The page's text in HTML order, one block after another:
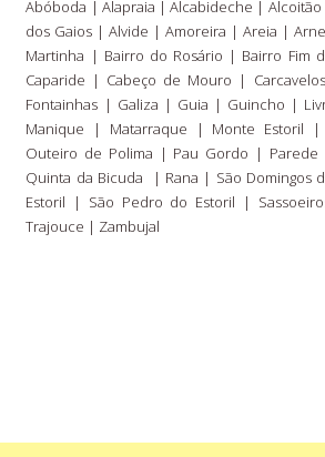
Abóboda | Alapraia |Alcabideche |
dos Gaios | Alvide | Amoreira | Areia |
Martinha | Bairro do Rosário | Bairro Fim
Caparide | Cabeço de Mouro | Carcavelos
Fontainhas | Galiza | Guia | Guincho |
Manique | Matarraque | Monte Estoril |
Outeiro de Polima | Pau Gordo | Parede
Quinta da Bicuda | Rana | São Domingos
Estoril | São Pedro do Estoril
|
Trajouce | Zambujal